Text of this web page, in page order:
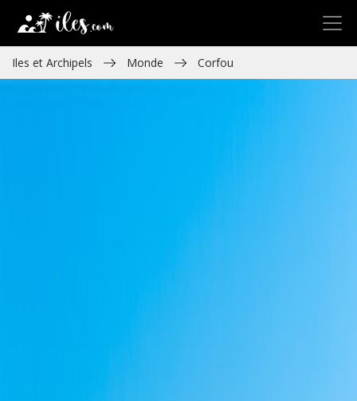
Iles et Archipels Monde Corfou